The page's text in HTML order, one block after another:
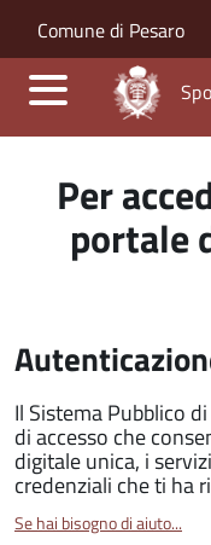
Salta al
Skip to site
Comune di Pesaro
Per
portale
Il Sistema Pubblico
di accesso che
digitale unica, i
credenziali che ti ha
Se hai bisogno di aiuto...